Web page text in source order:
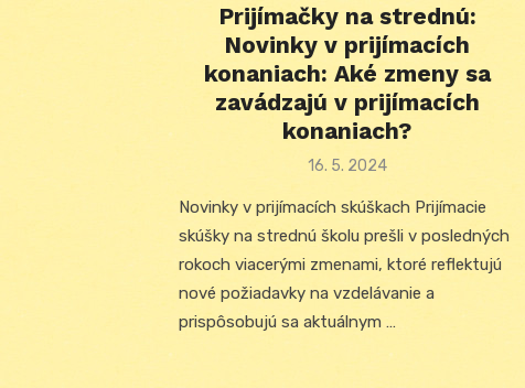
Prijímačky na strednú:
Novinky v prijímacích
konaniach: Aké zmeny sa
zavádzajú v prijímacích
konaniach?
Posted
16. 5. 2024
Novinky v prijímacích skúškach Prijímacie
skúšky na strednú školu prešli v posledných
rokoch viacerými zmenami, ktoré reflektujú
nové požiadavky na vzdelávanie a
prispôsobujú sa aktuálnym …